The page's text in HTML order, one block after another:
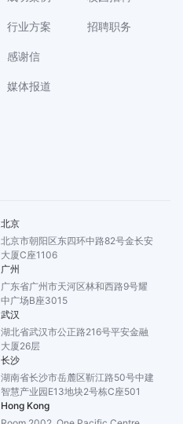
行业方案
感谢信
媒体报道
招聘职务
北京
北京市朝阳区东四环中路82号金长安
大厦C座1106
广州
广东省广州市天河区林和西路9号耀
中广场B座3015
武汉
湖北省武汉市公正路216号平安金融
大厦26层
长沙
湖南省长沙市岳麓区靳江路50号中建
智慧产业园E13地块2号栋C座501
Hong Kong